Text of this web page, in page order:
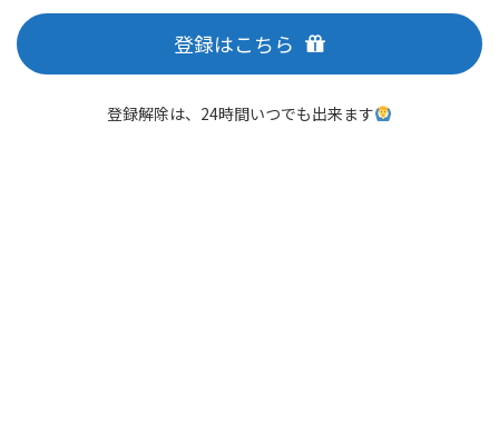
登録はこちら
登録解除は、24時間いつでも出来ます